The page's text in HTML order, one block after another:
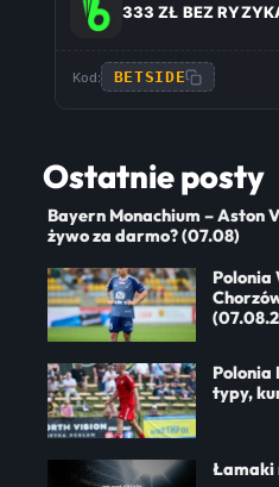
333 ZŁ BEZ
Kod: BETSIDE
Ostatnie posty
Bayern Monachium – Aston
żywo za darmo? (07.08)
Polonia
Polonia
typy,
Łamaki